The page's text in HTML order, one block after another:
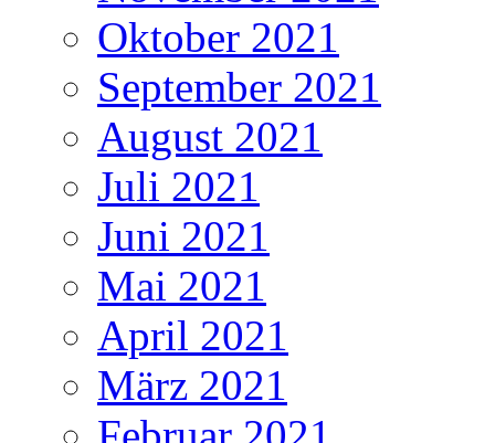
Oktober 2021
September 2021
August 2021
Juli 2021
Juni 2021
Mai 2021
April 2021
März 2021